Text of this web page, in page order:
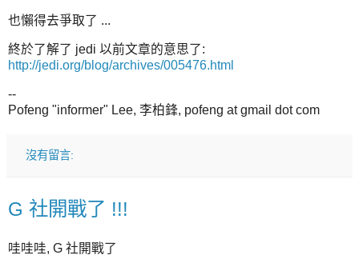
也懶得去爭取了 ...
終於了解了 jedi 以前文章的意思了:
http://jedi.org/blog/archives/005476.html
--
Pofeng "informer" Lee, 李柏鋒, pofeng at gmail dot com
沒有留言:
G 社開戰了 !!!
哇哇哇, G 社開戰了